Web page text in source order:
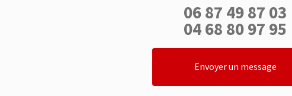
06 87 49 87 03
04 68 80 97 95
Envoyer un message